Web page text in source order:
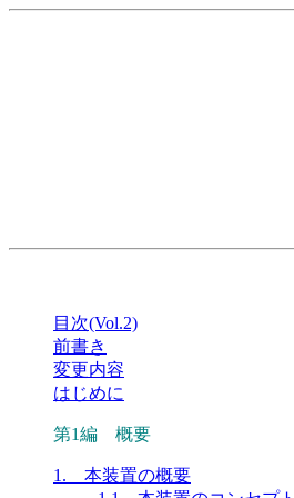
目次(Vol.2)
前書き
変更内容
はじめに
第1編 概要
1. 本装置の概要